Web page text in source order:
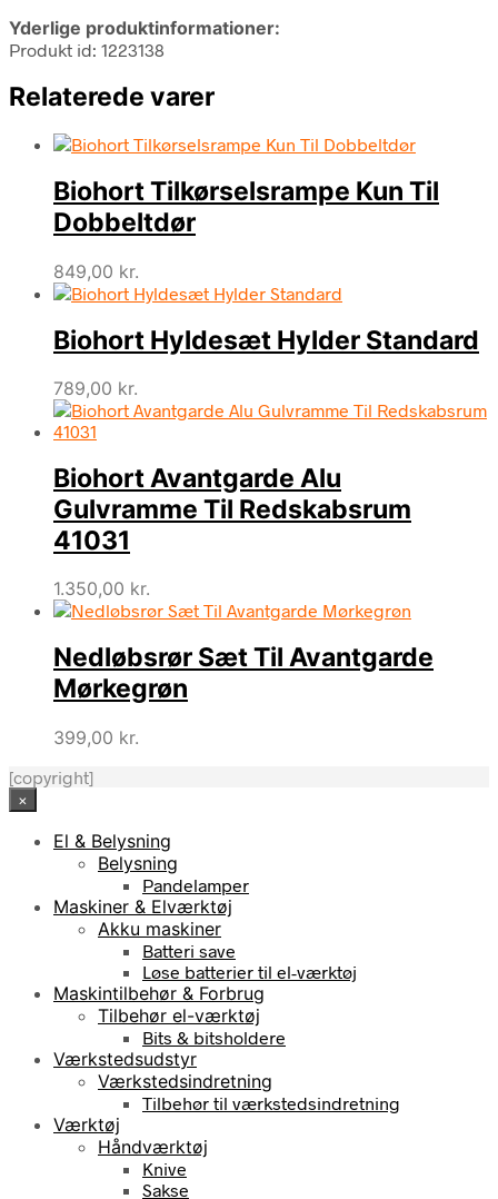
Yderlige produktinformationer:
Produkt id: 1223138
Relaterede varer
Biohort Tilkørselsrampe Kun Til
Dobbeltdør
849,00 kr.
Biohort Hyldesæt Hylder Standard
789,00 kr.
Biohort Avantgarde Alu
Gulvramme Til Redskabsrum
41031
1.350,00 kr.
Nedløbsrør Sæt Til Avantgarde
Mørkegrøn
399,00 kr.
[copyright]
×
El & Belysning
Belysning
Pandelamper
Maskiner & Elværktøj
Akku maskiner
Batteri save
Løse batterier til el-værktøj
Maskintilbehør & Forbrug
Tilbehør el-værktøj
Bits & bitsholdere
Værkstedsudstyr
Værkstedsindretning
Tilbehør til værkstedsindretning
Værktøj
Håndværktøj
Knive
Sakse